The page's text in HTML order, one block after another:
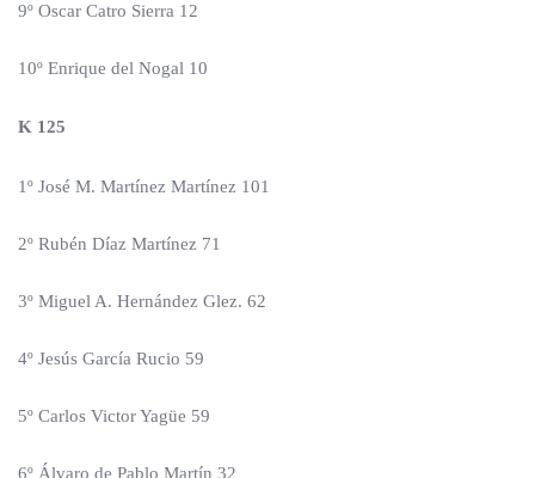
9º Oscar Catro Sierra 12
10º Enrique del Nogal 10
K 125
1º José M. Martínez Martínez 101
2º Rubén Díaz Martínez 71
3º Miguel A. Hernández Glez. 62
4º Jesús García Rucio 59
5º Carlos Victor Yagüe 59
6º Álvaro de Pablo Martín 32